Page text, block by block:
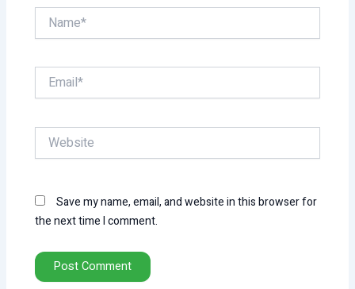
Name*
Email*
Website
Save my name, email, and website in this browser for
the next time I comment.